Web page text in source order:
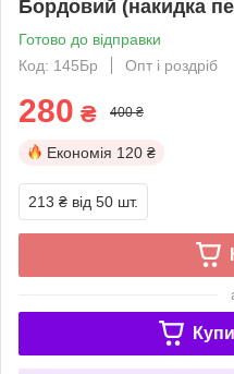
Бордовий (накидка
Готово до відправки
Код: 145Бр
Опт і роздріб
280 ₴ 400 ₴
Економія 120 ₴
213 ₴ від 50 шт.